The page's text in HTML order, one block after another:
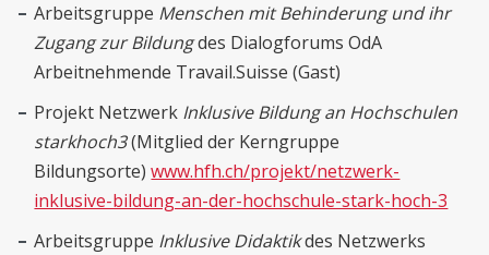
Arbeitsgruppe Menschen mit Behinderung und ihr
Zugang zur Bildungdes Dialogforums OdA
Arbeitnehmende Travail.Suisse (Gast)
Projekt Netzwerk Inklusive Bildung an Hochschulen
starkhoch3(Mitglied der Kerngruppe
Bildungsorte)www.hfh.ch/projekt/netzwerk-
inklusive-bildung-an-der-hochschule-stark-hoch-3
Arbeitsgruppe Inklusive Didaktikdes Netzwerks